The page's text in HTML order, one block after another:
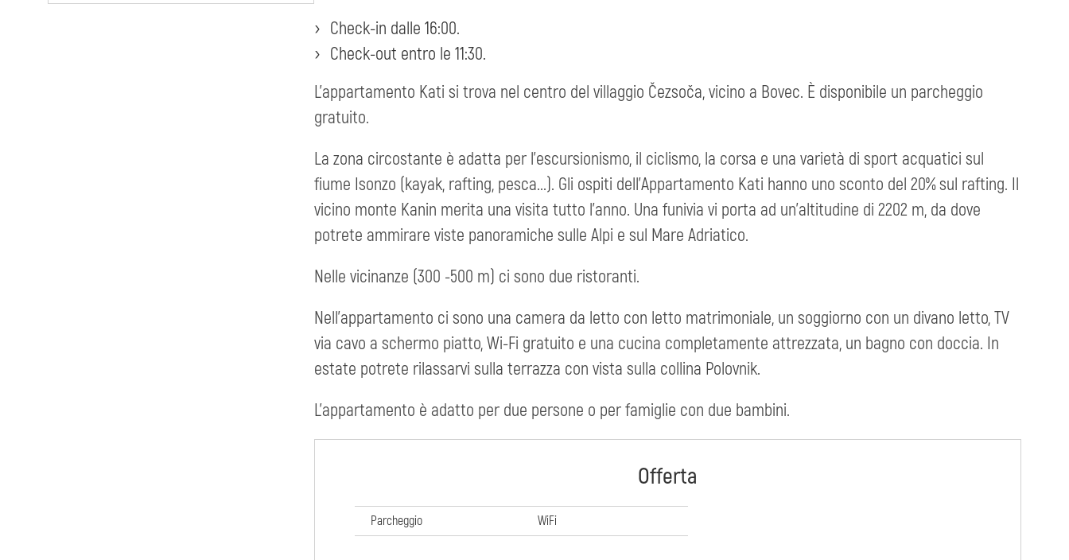
Check-in dalle 16:00.
Check-out entro le 11:30.
L'appartamento Kati si trova nel centro del villaggio Čezsoča, vicino a Bovec. È disponibile un parcheggio
gratuito.
La zona circostante è adatta per l'escursionismo, il ciclismo, la corsa e una varietà di sport acquatici sul
fiume Isonzo (kayak, rafting, pesca...). Gli ospiti dell'Appartamento Kati hanno uno sconto del 20% sul rafting. Il
vicino monte Kanin merita una visita tutto l'anno. Una funivia vi porta ad un'altitudine di 2202 m, da dove
potrete ammirare viste panoramiche sulle Alpi e sul Mare Adriatico.
Nelle vicinanze (300 -500 m) ci sono due ristoranti.
Nell'appartamento ci sono una camera da letto con letto matrimoniale, un soggiorno con un divano letto, TV
via cavo a schermo piatto, Wi-Fi gratuito e una cucina completamente attrezzata, un bagno con doccia. In
estate potrete rilassarvi sulla terrazza con vista sulla collina Polovnik.
L'appartamento è adatto per due persone o per famiglie con due bambini.
Offerta
Parcheggio WiFi